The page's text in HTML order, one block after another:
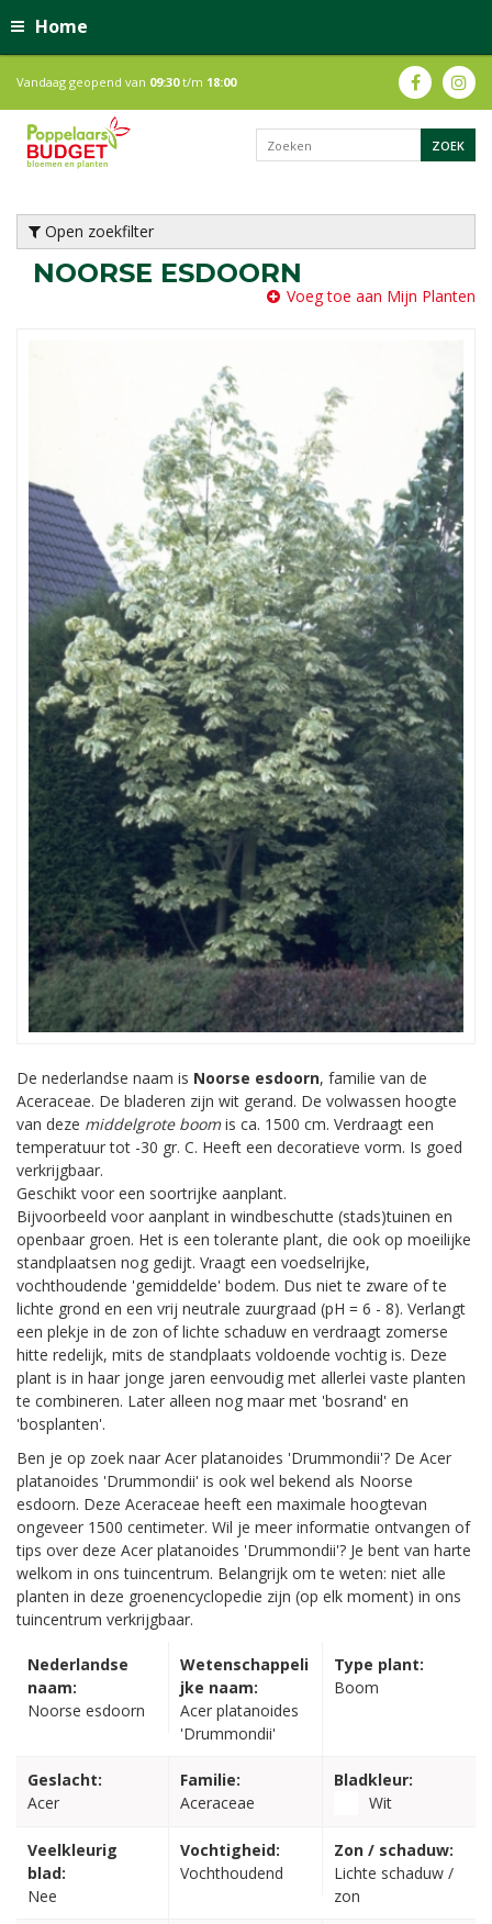
Home
Vandaag geopend van 09:30t/m 18:00
Open zoekfilter
NOORSE ESDOORN
Voeg toe aan Mijn Planten
De nederlandse naam is Noorse esdoorn, familie van de
Aceraceae. De bladeren zijn wit gerand. De volwassen hoogte
van deze middelgrote boomis ca. 1500 cm. Verdraagt een
temperatuur tot -30 gr. C. Heeft een decoratieve vorm. Is goed
verkrijgbaar.
Geschikt voor een soortrijke aanplant.
Bijvoorbeeld voor aanplant in windbeschutte (stads)tuinen en
openbaar groen. Het is een tolerante plant, die ook op moeilijke
standplaatsen nog gedijt. Vraagt een voedselrijke,
vochthoudende 'gemiddelde' bodem. Dus niet te zware of te
lichte grond en een vrij neutrale zuurgraad (pH = 6 - 8). Verlangt
een plekje in de zon of lichte schaduw en verdraagt zomerse
hitte redelijk, mits de standplaats voldoende vochtig is. Deze
plant is in haar jonge jaren eenvoudig met allerlei vaste planten
te combineren. Later alleen nog maar met 'bosrand' en
'bosplanten'.
Ben je op zoek naar Acer platanoides 'Drummondii'? De Acer
platanoides 'Drummondii' is ook wel bekend als Noorse
esdoorn. Deze Aceraceae heeft een maximale hoogtevan
ongeveer 1500 centimeter. Wil je meer informatie ontvangen of
tips over deze Acer platanoides 'Drummondii'? Je bent van harte
welkom in ons tuincentrum. Belangrijk om te weten: niet alle
planten in deze groenencyclopedie zijn (op elk moment) in ons
tuincentrum verkrijgbaar.
Nederlandse
naam:
Noorse esdoorn
Wetenschappeli
jke naam:
Acer platanoides
'Drummondii'
Type plant:
Boom
Geslacht:
Acer
Familie:
Aceraceae
Bladkleur:
Wit
Veelkleurig
blad:
Nee
Vochtigheid:
Vochthoudend
Zon / schaduw:
Lichte schaduw /
zon